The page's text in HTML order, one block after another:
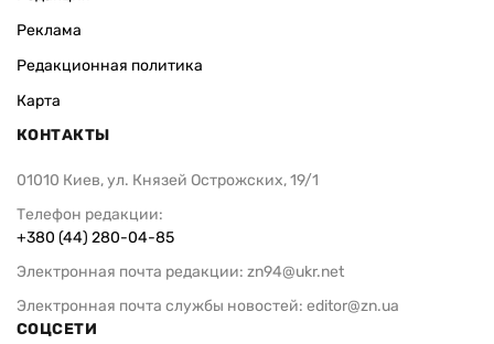
Реклама
Редакционная политика
Карта
КОНТАКТЫ
01010 Киев, ул. Князей Острожских, 19/1
Телефон редакции:
+380 (44) 280-04-85
Электронная почта редакции: zn94@ukr.net
Электронная почта службы новостей: editor@zn.ua
СОЦСЕТИ